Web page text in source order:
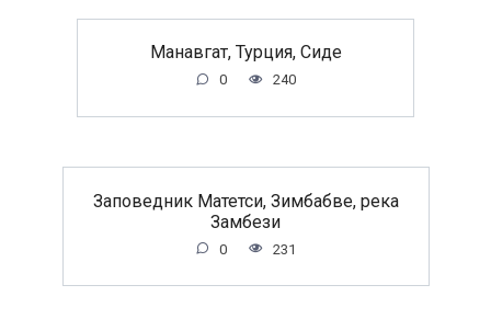
Манавгат, Турция, Сиде
0 240
Заповедник Матетси, Зимбабве, река
Замбези
0 231